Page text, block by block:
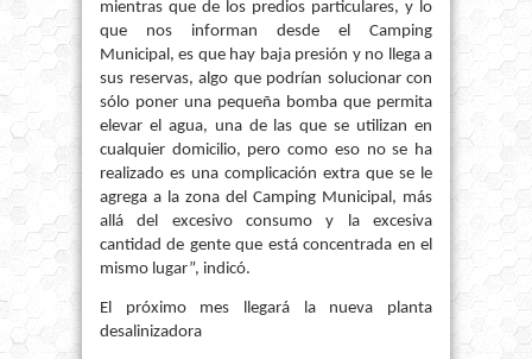
mientras que de los predios particulares, y lo
que nos informan desde el Camping
Municipal, es que hay baja presión y no llega a
sus reservas, algo que podrían solucionar con
sólo poner una pequeña bomba que permita
elevar el agua, una de las que se utilizan en
cualquier domicilio, pero como eso no se ha
realizado es una complicación extra que se le
agrega a la zona del Camping Municipal, más
allá del excesivo consumo y la excesiva
cantidad de gente que está concentrada en el
mismo lugar”, indicó.
El próximo mes llegará la nueva planta
desalinizadora